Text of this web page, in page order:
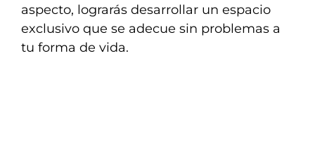
aspecto, lograrás desarrollar un espacio
exclusivo que se adecue sin problemas a
tu forma de vida.